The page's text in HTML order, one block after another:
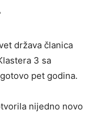
država članica
3 sa
pet godina.
nijedno novo